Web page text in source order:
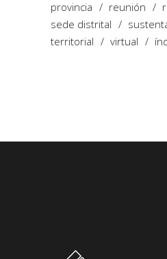
provincia
reunión
sede distrital
territorial
virtual